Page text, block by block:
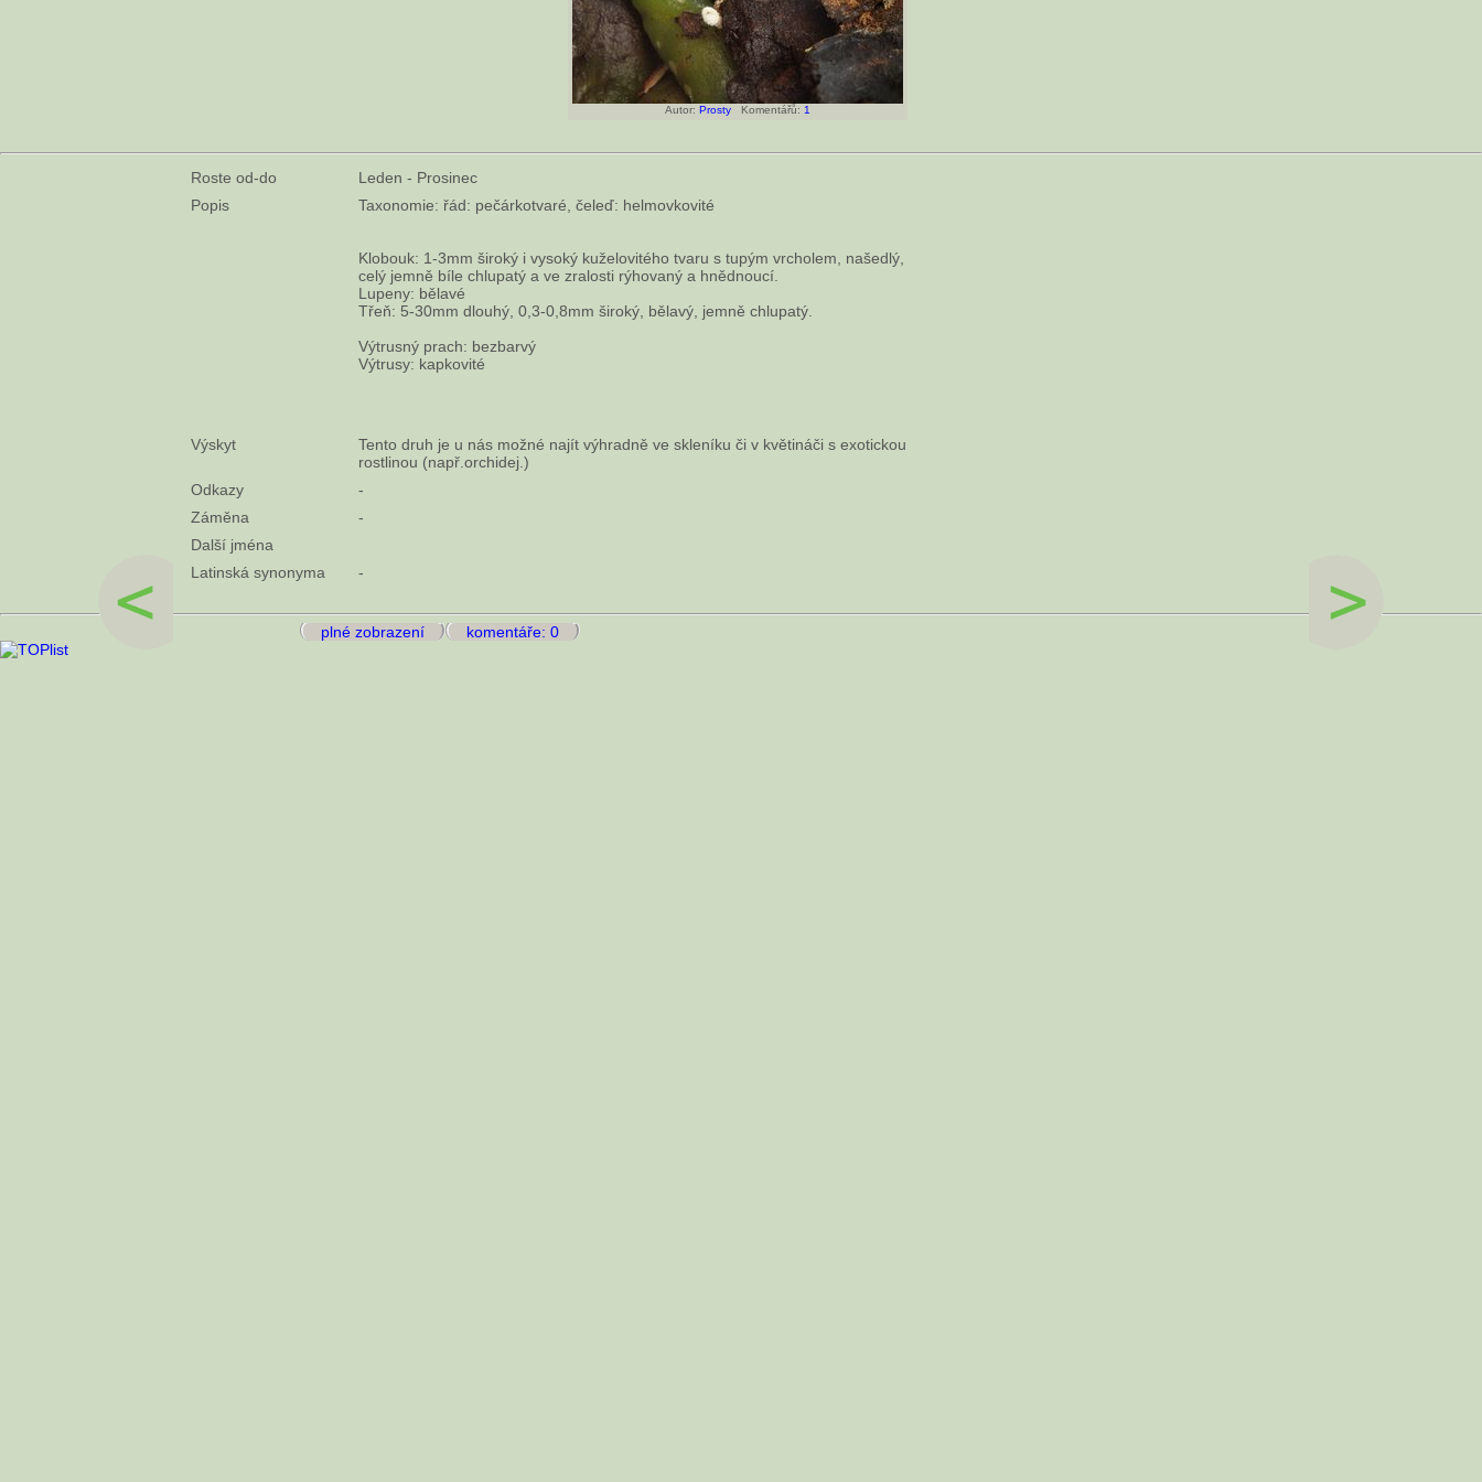
Autor: ProstyKomentářů: 1
Roste od-do
Leden - Prosinec
Popis
Taxonomie: řád: pečárkotvaré, čeleď: helmovkovité
Klobouk: 1-3mm široký i vysoký kuželovitého tvaru s tupým vrcholem, našedlý,
celý jemně bíle chlupatý a ve zralosti rýhovaný a hnědnoucí.
Lupeny: bělavé
Třeň: 5-30mm dlouhý, 0,3-0,8mm široký, bělavý, jemně chlupatý.
Výtrusný prach: bezbarvý
Výtrusy: kapkovité
Výskyt
Tento druh je u nás možné najít výhradně ve skleníku či v květináči s exotickou
rostlinou (např.orchidej.)
Odkazy
-
Záměna
-
Další jména
Latinská synonyma
-